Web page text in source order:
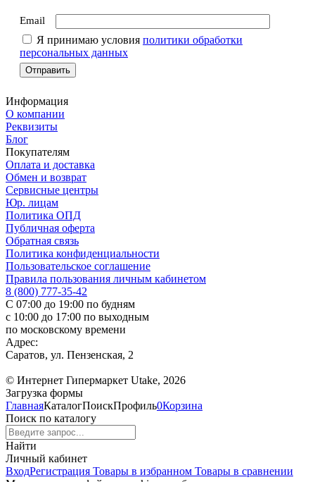
Email
Я принимаю условия политики обработки
персональных данных
Информация
О компании
Реквизиты
Блог
Покупателям
Оплата и доставка
Обмен и возврат
Сервисные центры
Юр. лицам
Политика ОПД
Публичная оферта
Обратная связь
Политика конфиденциальности
Пользовательское соглашение
Правила пользования личным кабинетом
8 (800) 777-35-42
С 07:00 до 19:00 по будням
с 10:00 до 17:00 по выходным
по московскому времени
Адрес:
Саратов, ул. Пензенская, 2
© Интернет Гипермаркет Utake, 2026
Загрузка формы
ГлавнаяКаталогПоискПрофиль0Корзина
Поиск по каталогу
Найти
Личный кабинет
ВходРегистрация Товары в избранном Товары в сравнении